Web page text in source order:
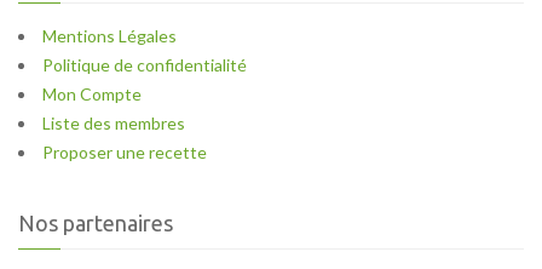
Mentions Légales
Politique de confidentialité
Mon Compte
Liste des membres
Proposer une recette
Nos partenaires